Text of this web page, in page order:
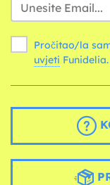
Pročitao/la
uvjeti Funidelia.